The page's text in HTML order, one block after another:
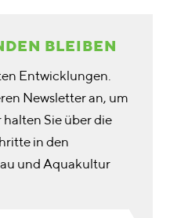
BLEIBEN
Entwicklungen.
Newsletter an, um
Sie über die
in den
und Aquakultur